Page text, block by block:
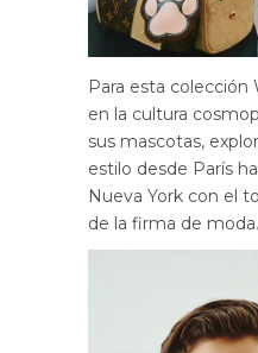
Para esta colección
en la cultura
sus mascotas,
estilo desde París
Nueva York con el
de la firma de moda.